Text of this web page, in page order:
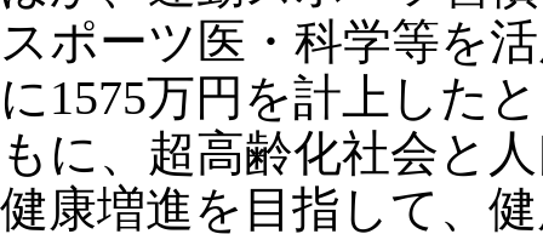
スポーツ医・科学等を
に1575万円を計上した
もに、超高齢化社会と
健康増進を目指して、